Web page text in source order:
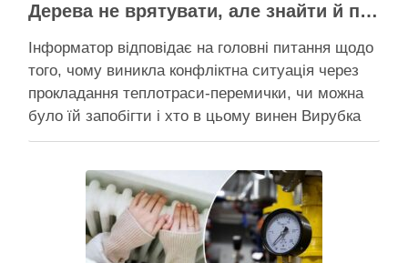
Дерева не врятувати, але знайти й покарати винних треба – головні питання і висновки з конфлікту на Теремках
Інформатор відповідає на головні питання щодо
того, чому виникла конфліктна ситуація через
прокладання теплотраси-перемички, чи можна
було їй запобігти і хто в цьому винен Вирубка
дерев триває, почали й прокладати теплотрасу
суботу, 8 серпня 2026 року, на Теремках у Києві
почалася вже …
Поділитися у соцмережах: